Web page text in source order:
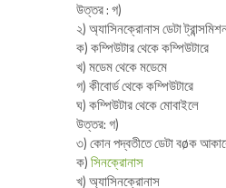
উত্তর : গ)
২) অ্যাসিনক্রোনাস ডেটা
ক) কম্পিউটার থেকে কম্পিউটারে
খ) মডেম থেকে মডেমে
গ) কীবোর্ড থেকে কম্পিউটারে
ঘ) কম্পিউটার থেকে মোবাইলে
উত্তর: গ)
৩) কোন পদ্বতীতে ডেটা বøক
ক)সিনক্রোনাস
খ) অ্যাসিনক্রোনাস